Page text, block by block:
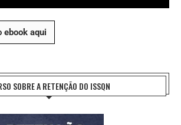
ebook aqui
SOBRE A RETENÇÃO DO ISSQN